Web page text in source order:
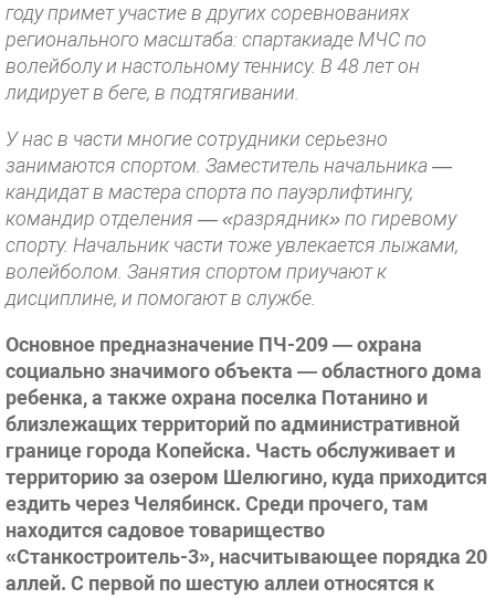
году примет участие в других соревнованиях
регионального масштаба: спартакиаде МЧС по
волейболу и настольному теннису. В 48 лет он
лидирует в беге, в подтягивании.
У нас в части многие сотрудники серьезно
занимаются спортом. Заместитель начальника —
кандидат в мастера спорта по пауэрлифтингу,
командир отделения — «разрядник» по гиревому
спорту. Начальник части тоже увлекается лыжами,
волейболом. Занятия спортом приучают к
дисциплине, и помогают в службе.
Основное предназначение ПЧ-209 — охрана
социально значимого объекта — областного дома
ребенка, а также охрана поселка Потанино и
близлежащих территорий по административной
границе города Копейска. Часть обслуживает и
территорию за озером Шелюгино, куда приходится
ездить через Челябинск. Среди прочего, там
находится садовое товарищество
«Станкостроитель-3», насчитывающее порядка 20
аллей. С первой по шестую аллеи относятся к